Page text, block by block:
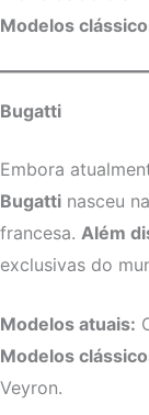
Modelos
Bugatti
Embora
Bugatti nasceu
francesa. Além
exclusivas do
Modelos atuais:
Modelos
Veyron.